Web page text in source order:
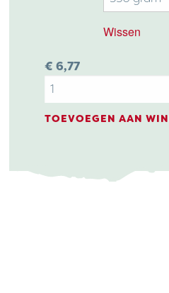
Wissen
€ 6,77
Roosmarijn
aantal
TOEVOEGEN AAN